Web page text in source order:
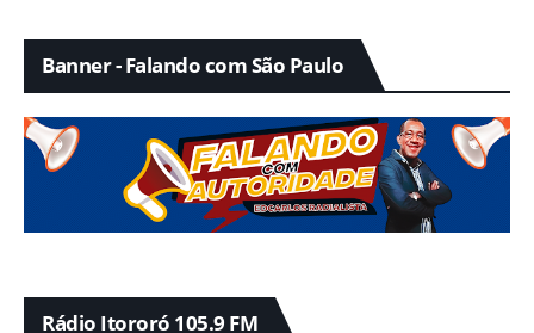
Banner - Falando com São Paulo
Rádio Itororó 105.9 FM